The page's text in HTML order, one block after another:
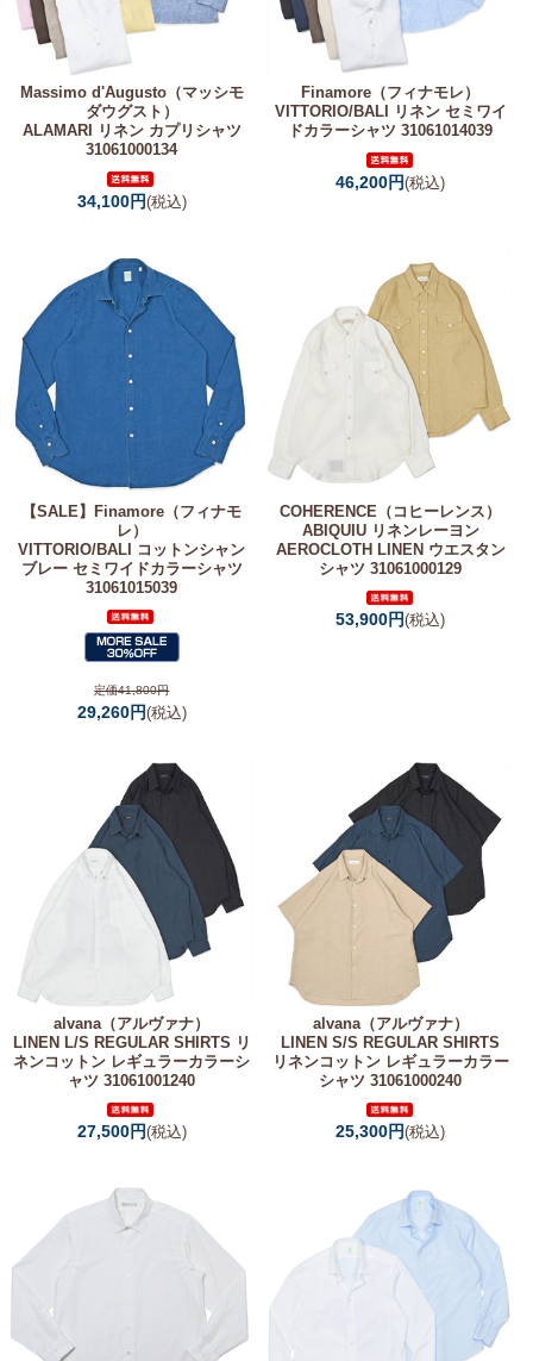
Massimo d'Augusto（マッシモ
ダウグスト）
ALAMARI リネン カプリシャツ
31061000134
34,100円(税込)
Finamore（フィナモレ）
VITTORIO/BALI リネン セミワイ
ドカラーシャツ 31061014039
46,200円(税込)
【SALE】
Finamore（フィナモ
レ）
VITTORIO/BALI コットンシャン
ブレー セミワイドカラーシャツ
31061015039
定価41,800円
29,260円(税込)
COHERENCE（コヒーレンス）
ABIQUIU リネンレーヨン
AEROCLOTH LINEN ウエスタン
シャツ 31061000129
53,900円(税込)
alvana（アルヴァナ）
LINEN L/S REGULAR SHIRTS リ
ネンコットン レギュラーカラーシ
ャツ 31061001240
27,500円(税込)
alvana（アルヴァナ）
LINEN S/S REGULAR SHIRTS
リネンコットン レギュラーカラー
シャツ 31061000240
25,300円(税込)